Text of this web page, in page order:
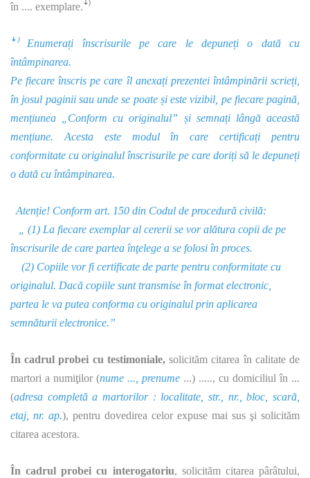
în .... exemplare.ꜜ⁾
ꜜ⁾ Enumerați înscrisurile pe care le depuneți o dată cu
întâmpinarea.
Pe fiecare înscris pe care îl anexați prezentei întâmpinării scrieți,
în josul paginii sau unde se poate și este vizibil, pe fiecare pagină,
mențiunea „Conform cu originalul” și semnați lângă această
mențiune. Acesta este modul în care certificați pentru
conformitate cu originalul înscrisurile pe care doriți să le depuneți
o dată cu întâmpinarea.
Atenție! Conform art. 150 din Codul de procedură civilă:
„ (1) La fiecare exemplar al cererii se vor alătura copii de pe
înscrisurile de care partea înţelege a se folosi în proces.
(2) Copiile vor fi certificate de parte pentru conformitate cu
originalul. Dacă copiile sunt transmise în format electronic,
partea le va putea conforma cu originalul prin aplicarea
semnăturii electronice.”
În cadrul probei cu testimoniale,solicităm citarea în calitate de
martori a numiţilor (nume ..., prenume ...) ....., cu domiciliul în ...
(adresa completă a martorilor : localitate, str., nr., bloc, scară,
etaj, nr. ap.), pentru dovedirea celor expuse mai sus şi solicităm
citarea acestora.
În cadrul probei cu interogatoriu, solicităm citarea pârâtului,